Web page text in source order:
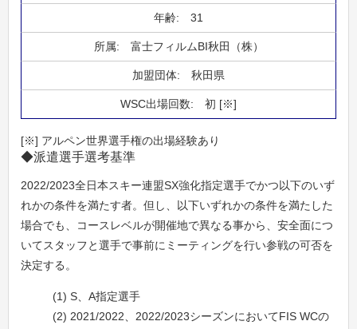
31
富士フィルムBI秋田（株）
秋田県
初 [※]
[※] アルペン世界選手権の出場経験あり
◆派遣選手選考基準
2022/2023全日本スキー連盟SX強化指定選手でかつ以下のいず
れかの条件を満たす者。但し、以下いずれかの条件を満たした
場合でも、コースレベルが開催地で異なる事から、安全面につ
いてスタッフと選手で事前にミーティングを行い参戦の可否を
決定する。
(1) S、A指定選手
(2) 2021/2022、2022/2023シーズンにおいてFIS WCの